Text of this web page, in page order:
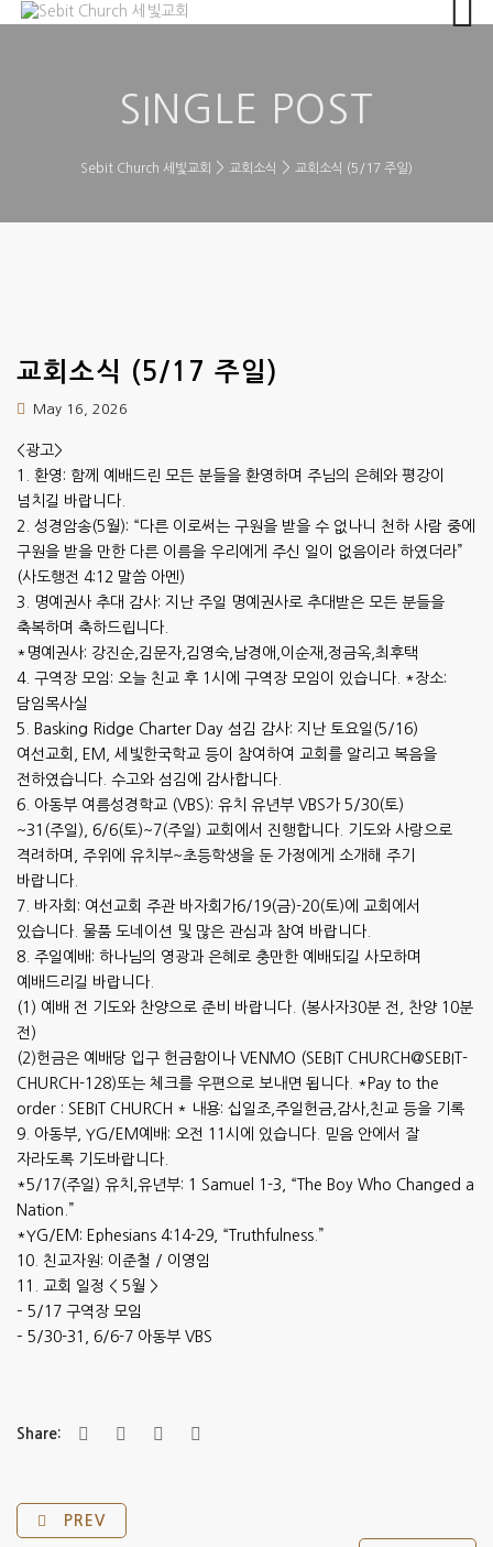
SINGLE POST
Sebit Church 세빛교회 > 교회소식 > 교회소식 (5/17 주일)
교회소식 (5/17 주일)
May 16, 2026
<광고>
1. 환영: 함께 예배드린 모든 분들을 환영하며 주님의 은혜와 평강이
넘치길 바랍니다.
2. 성경암송(5월): “다른 이로써는 구원을 받을 수 없나니 천하 사람 중에
구원을 받을 만한 다른 이름을 우리에게 주신 일이 없음이라 하였더라”
(사도행전 4:12 말씀 아멘)
3. 명예권사 추대 감사: 지난 주일 명예권사로 추대받은 모든 분들을
축복하며 축하드립니다.
*명예권사: 강진순,김문자,김영숙,남경애,이순재,정금옥,최후택
4. 구역장 모임: 오늘 친교 후 1시에 구역장 모임이 있습니다. *장소:
담임목사실
5. Basking Ridge Charter Day 섬김 감사: 지난 토요일(5/16)
여선교회, EM, 세빛한국학교 등이 참여하여 교회를 알리고 복음을
전하였습니다. 수고와 섬김에 감사합니다.
6. 아동부 여름성경학교 (VBS): 유치 유년부 VBS가 5/30(토)
~31(주일), 6/6(토)~7(주일) 교회에서 진행합니다. 기도와 사랑으로
격려하며, 주위에 유치부~초등학생을 둔 가정에게 소개해 주기
바랍니다.
7. 바자회: 여선교회 주관 바자회가6/19(금)-20(토)에 교회에서
있습니다. 물품 도네이션 및 많은 관심과 참여 바랍니다.
8. 주일예배: 하나님의 영광과 은혜로 충만한 예배되길 사모하며
예배드리길 바랍니다.
(1) 예배 전 기도와 찬양으로 준비 바랍니다. (봉사자30분 전, 찬양 10분
전)
(2)헌금은 예배당 입구 헌금함이나 VENMO (SEBIT CHURCH@SEBIT-
CHURCH-128)또는 체크를 우편으로 보내면 됩니다. *Pay to the
order : SEBIT CHURCH * 내용: 십일조,주일헌금,감사,친교 등을 기록
9. 아동부, YG/EM예배: 오전 11시에 있습니다. 믿음 안에서 잘
자라도록 기도바랍니다.
*5/17(주일) 유치,유년부: 1 Samuel 1-3, “The Boy Who Changed a
Nation.”
*YG/EM: Ephesians 4:14-29, “Truthfulness.”
10. 친교자원: 이준철 / 이영임
11. 교회 일정 < 5월 >
– 5/17 구역장 모임
– 5/30-31, 6/6-7 아동부 VBS
Share:
PREV